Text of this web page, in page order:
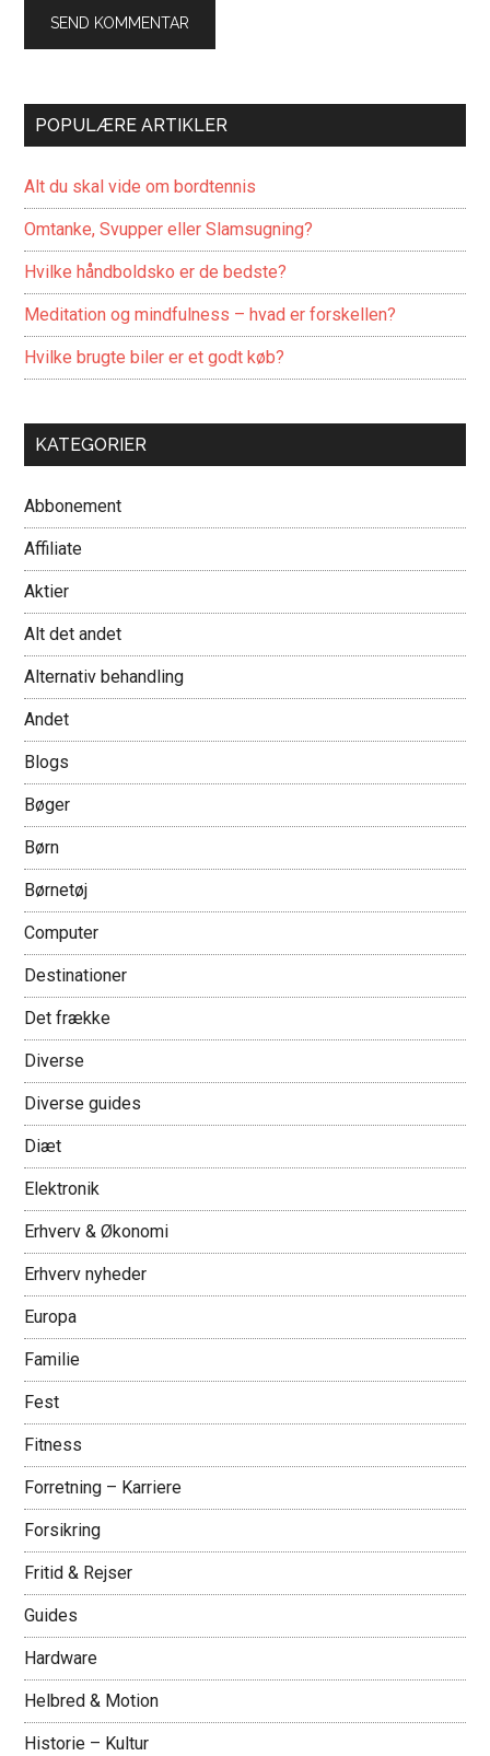
POPULÆRE ARTIKLER
Alt du skal vide om bordtennis
Omtanke, Svupper eller Slamsugning?
Hvilke håndboldsko er de bedste?
Meditation og mindfulness – hvad er forskellen?
Hvilke brugte biler er et godt køb?
KATEGORIER
Abbonement
Affiliate
Aktier
Alt det andet
Alternativ behandling
Andet
Blogs
Bøger
Børn
Børnetøj
Computer
Destinationer
Det frække
Diverse
Diverse guides
Diæt
Elektronik
Erhverv & Økonomi
Erhverv nyheder
Europa
Familie
Fest
Fitness
Forretning – Karriere
Forsikring
Fritid & Rejser
Guides
Hardware
Helbred & Motion
Historie – Kultur